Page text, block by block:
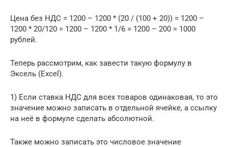
Цена без НДС = 1200 – 1200 * (20 / (100 + 20)) = 1200 –
1200 * 20/120 = 1200 – 1200 * 1/6 = 1200 – 200 = 1000
рублей.
Теперь рассмотрим, как завести такую формулу в
Эксель (Excel).
1) Если ставка НДС для всех товаров одинаковая, то это
значение можно записать в отдельной ячейке, а ссылку
на неё в формуле сделать абсолютной.
Также можно записать это числовое значение